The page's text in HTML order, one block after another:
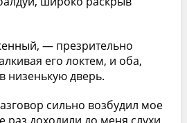
— презрительно
его локтем, и оба,
низенькую дверь.
сильно возбудил мое